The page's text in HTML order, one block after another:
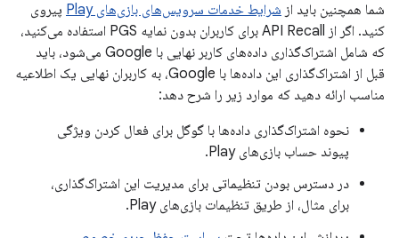
شما همچنین باید از شرایط خدمات سرویس‌های بازی‌های Play
پیروی
کنید. اگر از API Recall برای کاربران بدون نمایه PGS استفاده می‌کنید،
که شامل اشتراک‌گذاری داده‌های کاربر نهایی با Google می‌شود، باید
قبل از اشتراک‌گذاری این داده‌ها با Google، به کاربران نهایی یک اطلاعیه
مناسب ارائه دهید که موارد زیر را شرح دهد:
نحوه اشتراک‌گذاری داده‌ها با گوگل برای فعال کردن ویژگی
پیوند حساب بازی‌های Play.
در دسترس بودن تنظیماتی برای مدیریت این اشتراک‌گذاری،
برای مثال، از طریق تنظیمات بازی‌های Play.